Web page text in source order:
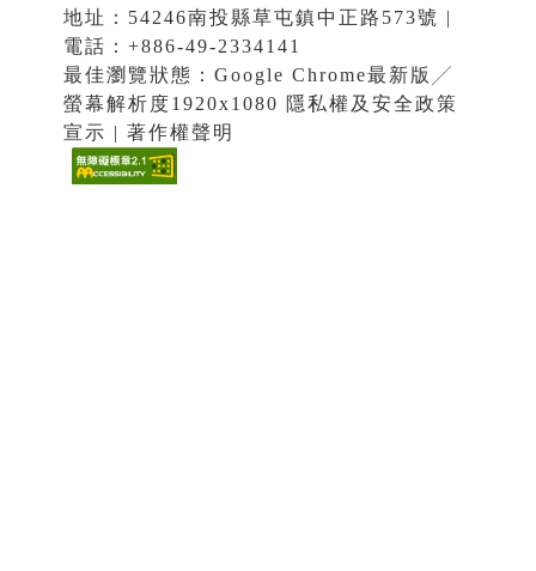
地址：54246南投縣草屯鎮中正路573號 |
電話：+886-49-2334141
最佳瀏覽狀態：Google Chrome最新版╱
螢幕解析度1920x1080 隱私權及安全政策
宣示 | 著作權聲明